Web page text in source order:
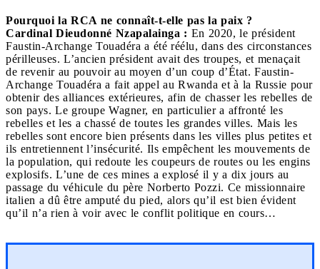
Pourquoi la RCA ne connaît-t-elle pas la paix ?
Cardinal Dieudonné Nzapalainga : En 2020, le président
Faustin-Archange Touadéra a été réélu, dans des circonstances
périlleuses. L’ancien président avait des troupes, et menaçait
de revenir au pouvoir au moyen d’un coup d’État. Faustin-
Archange Touadéra a fait appel au Rwanda et à la Russie pour
obtenir des alliances extérieures, afin de chasser les rebelles de
son pays. Le groupe Wagner, en particulier a affronté les
rebelles et les a chassé de toutes les grandes villes. Mais les
rebelles sont encore bien présents dans les villes plus petites et
ils entretiennent l’insécurité. Ils empêchent les mouvements de
la population, qui redoute les coupeurs de routes ou les engins
explosifs. L’une de ces mines a explosé il y a dix jours au
passage du véhicule du père Norberto Pozzi. Ce missionnaire
italien a dû être amputé du pied, alors qu’il est bien évident
qu’il n’a rien à voir avec le conflit politique en cours…